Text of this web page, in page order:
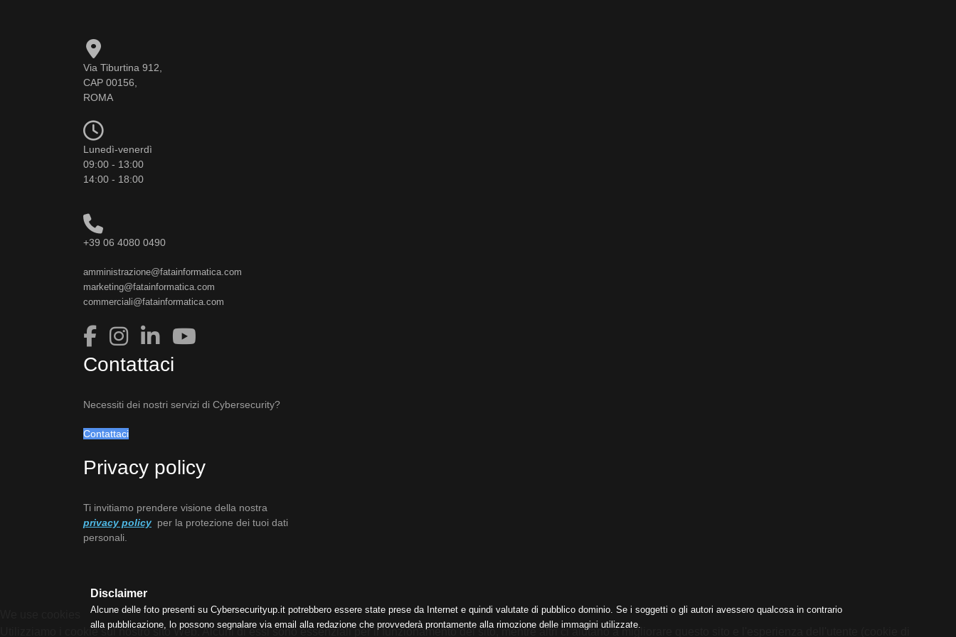
Via Tiburtina 912,
CAP 00156,
ROMA
Lunedì-venerdì
09:00 - 13:00
14:00 - 18:00
+39 06 4080 0490
amministrazione@fatainformatica.com
marketing@fatainformatica.com
commerciali@fatainformatica.com
Contattaci
Necessiti dei nostri servizi di Cybersecurity?
Contattaci
Privacy policy
Ti invitiamo prendere visione della nostra
privacy policy per la protezione dei tuoi dati
personali.
Disclaimer
Alcune delle foto presenti su Cybersecurityup.it potrebbero essere state prese da Internet e quindi valutate di pubblico dominio. Se i soggetti o gli autori avessero qualcosa in contrario
alla pubblicazione, lo possono segnalare via email alla redazione che provvederà prontamente alla rimozione delle immagini utilizzate.
Utilizziamo i cookie sul nostro sito Web. Alcuni di essi sono essenziali per il funzionamento del sito, mentre altri ci aiutano a migliorare questo sito e l'esperienza dell'utente (cookie di